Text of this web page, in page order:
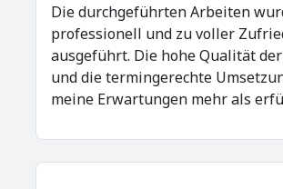
Die durchgeführten Arbeiten
professionell und zu voller
ausgeführt. Die hohe Qualität
und die termingerechte
meine Erwartungen mehr als